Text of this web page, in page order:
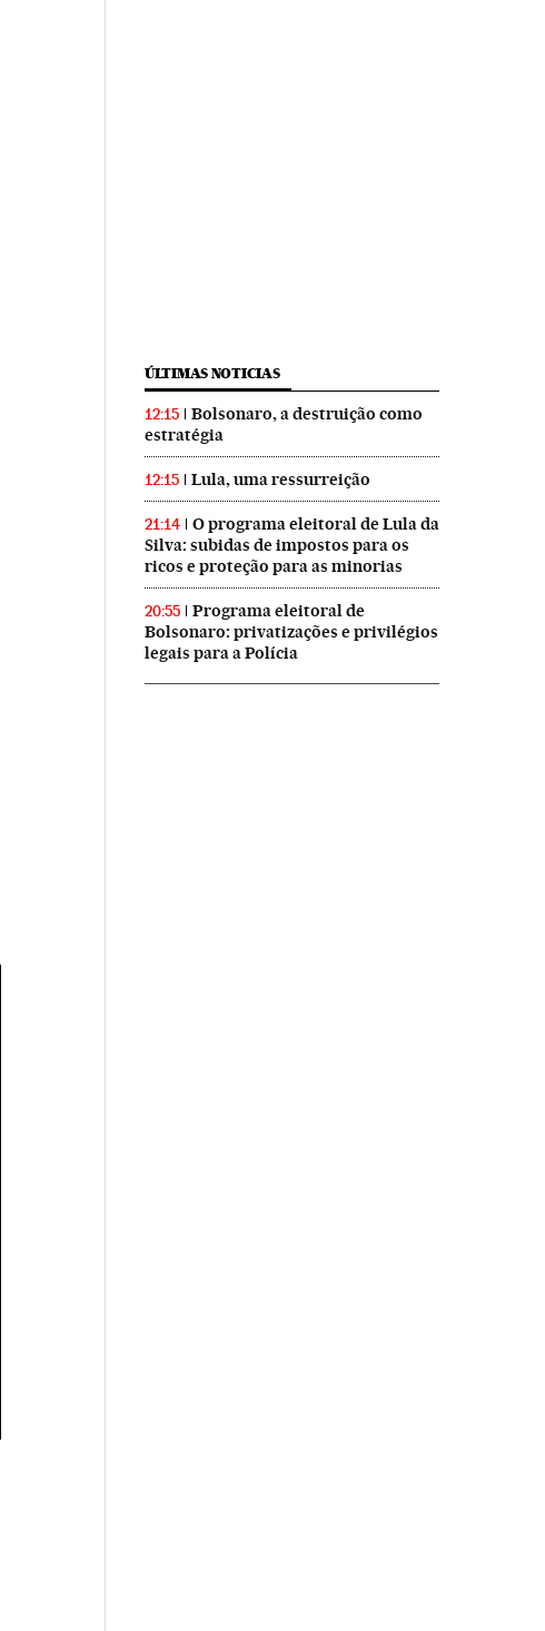
ÚLTIMAS NOTICIAS
12:15
Bolsonaro, a destruição como
estratégia
12:15 Lula, uma ressurreição
21:14
O programa eleitoral de Lula da
Silva: subidas de impostos para os
ricos e proteção para as minorias
20:55
Programa eleitoral de
Bolsonaro: privatizações e privilégios
legais para a Polícia